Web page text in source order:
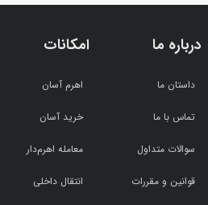
درباره ما
داستان ما
تماس با ما
سوالات متداول
قوانین و مقررات
امکانات
اهرم آسان
خرید آسان
معامله اهرم‌دار
انتقال داخلی